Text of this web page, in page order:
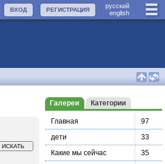
руccкий
english
РЕГИСТРАЦИЯ
ВХОД
Галереи Категории
Главная
97
дети
33
Какие мы сейчас
35